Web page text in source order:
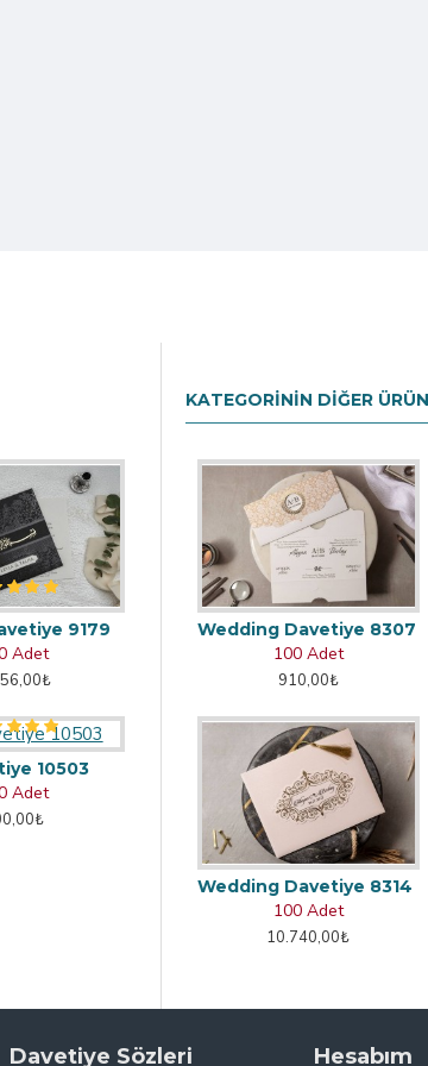
9179
Adet
10503
Adet
KATEGORININ DIĞER
Wedding Davetiye 8307
100 Adet
910,00₺
Wedding Davetiye 8314
100 Adet
10.740,00₺
Davetiye Sözleri Hesabım